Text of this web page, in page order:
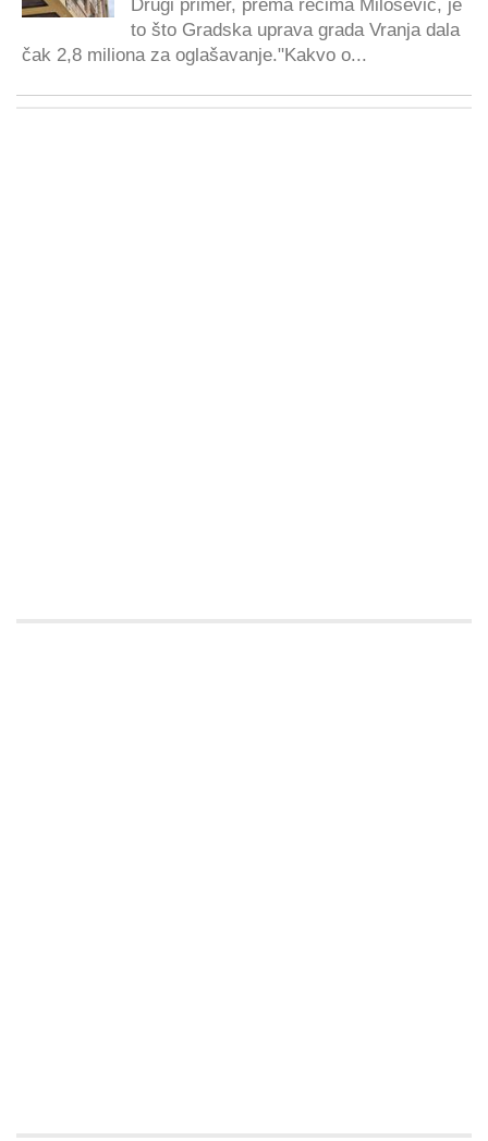
Drugi primer, prema rečima Milošević, je
to što Gradska uprava grada Vranja dala
čak 2,8 miliona za oglašavanje."Kakvo o...